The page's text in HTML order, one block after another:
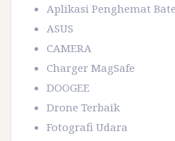
Aplikasi Penghemat
ASUS
CAMERA
Charger MagSafe
DOOGEE
Drone Terbaik
Fotografi Udara